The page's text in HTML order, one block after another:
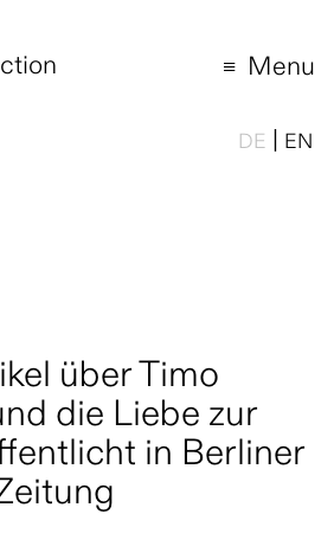
DE EN
über Timo
die Liebe zur
in Berliner